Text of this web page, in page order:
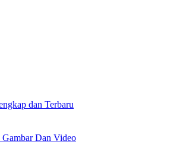
dan Terbaru
Dan Video